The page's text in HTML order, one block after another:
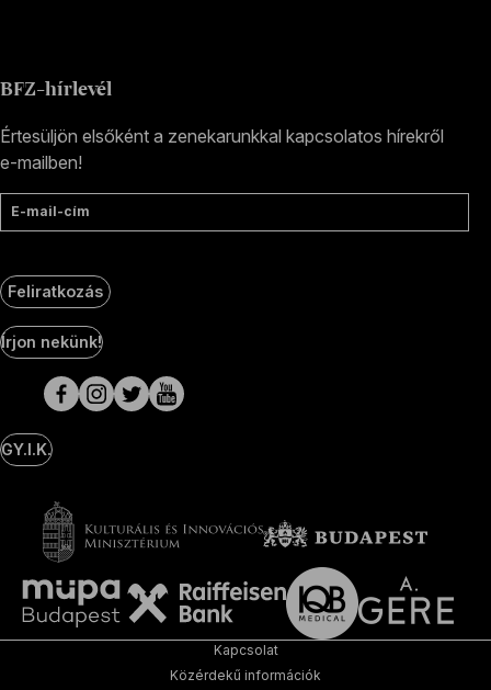
BFZ-hírlevél
Értesüljön elsőként a zenekarunkkal kapcsolatos hírekről
e-mailben!
E-mail-cím
Feliratkozás
Social
Media
oldalak
Írjon nekünk!
GY.I.K.
Kapcsolat
Közérdekű információk